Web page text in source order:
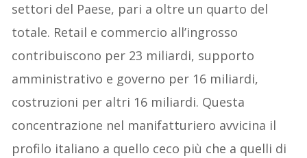
settori del Paese, pari a oltre un quarto del
totale. Retail e commercio all’ingrosso
contribuiscono per 23 miliardi, supporto
amministrativo e governo per 16 miliardi,
costruzioni per altri 16 miliardi. Questa
concentrazione nel manifatturiero avvicina il
profilo italiano a quello ceco più che a quelli di